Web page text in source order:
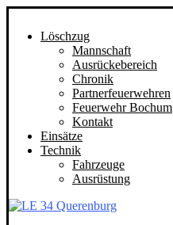
Löschzug
Mannschaft
Ausrückebereich
Chronik
Partnerfeuerwehren
Feuerwehr Bochum
Kontakt
Einsätze
Technik
Fahrzeuge
Ausrüstung